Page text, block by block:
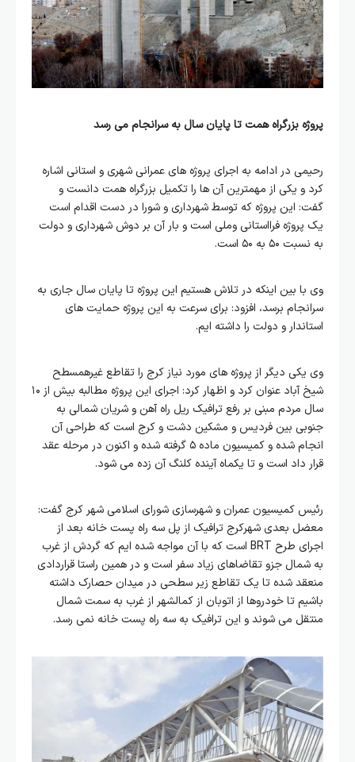
پروژه بزرگراه همت تا پایان سال به سرانجام می رسد
رحیمی در ادامه به اجرای پروژه های عمرانی شهری و استانی اشاره
کرد و یکی از مهمترین آن ها را تکمیل بزرگراه همت دانست و
گفت: این پروژه که توسط شهرداری و شورا در دست اقدام است
یک پروژه فرااستانی وملی است و بار آن بر دوش شهرداری و دولت
به نسبت ۵۰ به ۵۰ است.
وی با بین اینکه در تلاش هستیم این پروژه تا پایان سال جاری به
سرانجام برسد، افزود: برای سرعت به این پروژه حمایت های
استاندار و دولت را داشته ایم.
وی یکی دیگر از پروژه های مورد نیاز کرج را تقاطع غیرهمسطح
شیخ آباد عنوان کرد و اظهار کرد: اجرای این پروژه مطالبه بیش از ۱۰
سال مردم مبنی بر رفع ترافیک ریل راه آهن و شریان شمالی به
جنوبی بین فردیس و مشکین دشت و کرج است که طراحی آن
انجام شده و کمیسیون ماده ۵ گرفته شده و اکنون در مرحله عقد
قرار داد است و تا یکماه آینده کلنگ آن زده می شود.
رئیس کمیسیون عمران و شهرسازی شورای اسلامی شهر کرج گفت:
معضل بعدی شهرکرج ترافیک از پل سه راه پست خانه بعد از
اجرای طرح BRT است که با آن مواجه شده ایم که گردش از غرب
به شمال جزو تقاضاهای زیاد سفر است و در همین راستا قراردادی
منعقد شده تا یک تقاطع زیر سطحی در میدان حصارک داشته
باشیم تا خودروها از اتوبان از کمالشهر از غرب به سمت شمال
منتقل می شوند و این ترافیک به سه راه پست خانه نمی رسد.